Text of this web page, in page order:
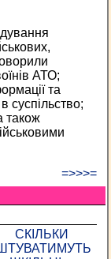
АТО;
та
суспільство;
також
=>>>=